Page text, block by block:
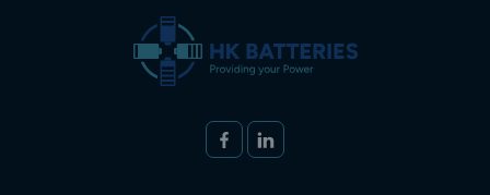
Volg ons op
FACEBOOKLINKEDIN